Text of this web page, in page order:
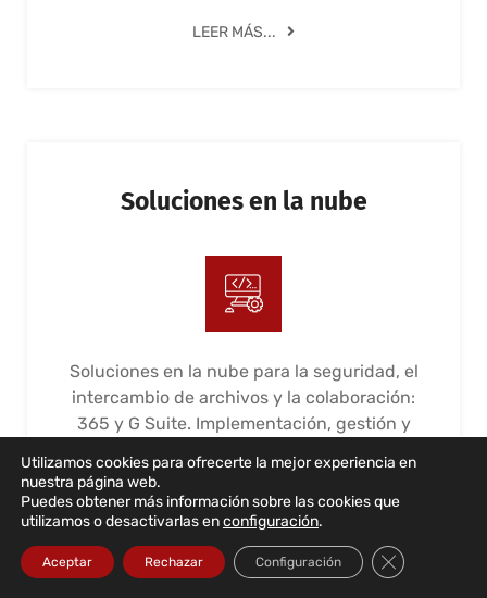
LEER MÁS...
Soluciones en la nube
Soluciones en la nube para la seguridad, el
intercambio de archivos y la colaboración:
365 y G Suite. Implementación, gestión y
LEER MÁS...
Utilizamos cookies para ofrecerte la mejor experiencia en
nuestra página web.
Puedes obtener más información sobre las cookies que
utilizamos o desactivarlas enconfiguración.
Aceptar Rechazar Configuración Cerrar el